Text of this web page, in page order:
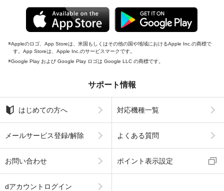
Appleのロゴ、App Storeは、米国もしくはその他の国や地域におけるApple Inc.の商標で
す。App Storeは、Apple Inc.のサービスマークです。
Google Play および Google Play ロゴは Google LLC の商標です。
サポート情報
はじめての方へ 対応機種一覧
メールサービス登録/解除 よくある質問
お問い合わせ ポイント表示設定
dアカウントログイン